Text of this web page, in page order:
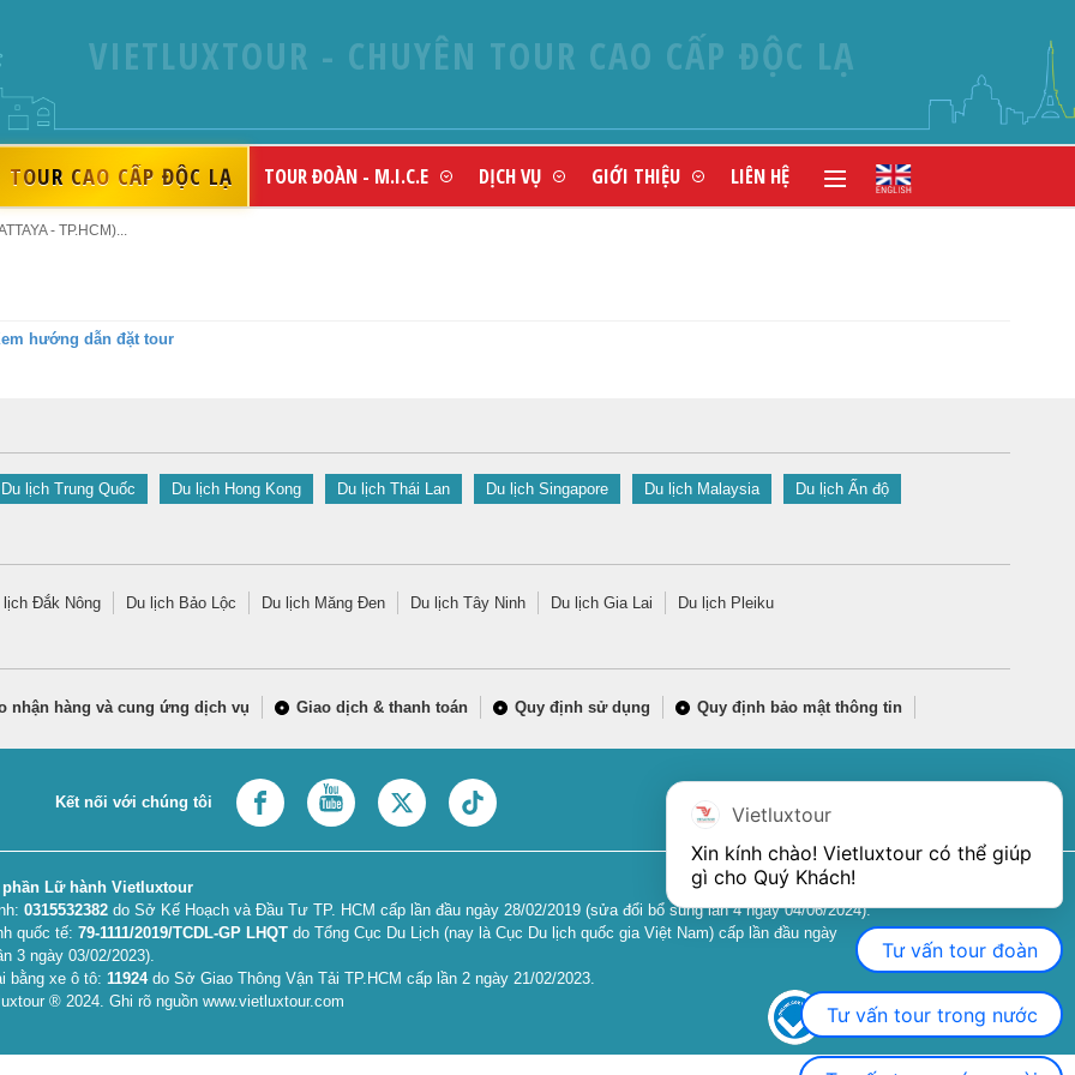
VIETLUXTOUR - CHUYÊN TOUR CAO CẤP ĐỘC LẠ
TOUR CAO CẤP ĐỘC LẠ TOUR ĐOÀN - M.I.C.E DỊCH VỤ GIỚI THIỆU LIÊN HỆ
- TP.HCM)...
hướng dẫn đặt tour
Du lịch Trung Quốc Du lịch Hong Kong Du lịch Thái Lan Du lịch Singapore Du lịch Malaysia Du lịch Ấn độ
lịch Đắk Nông Du lịch Bảo Lộc Du lịch Măng Đen Du lịch Tây Ninh Du lịch Gia Lai Du lịch Pleiku
nhận hàng và cung ứng dịch vụ Giao dịch & thanh toán Quy định sử dụng Quy định bảo mật thông tin
Kết nối với chúng tôi
Lữ hành Vietluxtour
0315532382 do Sở Kế Hoạch và Đầu Tư TP. HCM cấp lần đầu ngày 28/02/2019 (sửa đổi bổ sung lần 4 ngày 04/06/2024).
quốc tế:79-1111/2019/TCDL-GP LHQT do Tổng Cục Du Lịch (nay là Cục Du lịch quốc gia Việt Nam) cấp lần đầu ngày
3 ngày 03/02/2023).
bằng xe ô tô:11924do Sở Giao Thông Vận Tải TP.HCM cấp lần 2 ngày 21/02/2023.
® 2024. Ghi rõ nguồn www.vietluxtour.com
Vietluxtour
Xin kính chào! Vietluxtour có thể giúp
gì cho Quý Khách!
Tư vấn tour đoàn
Tư vấn tour trong nước